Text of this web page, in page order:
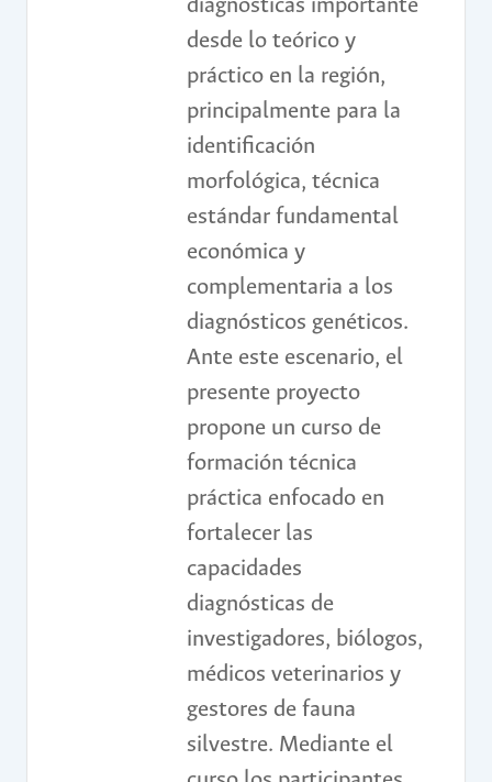
diagnosticas importante
desde lo teórico y
práctico en la región,
principalmente para la
identificación
morfológica, técnica
estándar fundamental
económica y
complementaria a los
diagnósticos genéticos.
Ante este escenario, el
presente proyecto
propone un curso de
formación técnica
práctica enfocado en
fortalecer las
capacidades
diagnósticas de
investigadores, biólogos,
médicos veterinarios y
gestores de fauna
silvestre. Mediante el